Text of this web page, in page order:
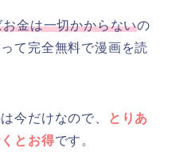
金は一切かからないの
て完全無料で漫画を読
今だけなので、
とりあ
とお得です。